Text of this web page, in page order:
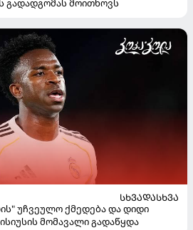
გადადგომას მოითხოვს
ᲡᲮᲕᲐᲓᲐᲡᲮᲕᲐ
უჩვეულო ქმედება და დიდი
მომავალი გადაწყდა